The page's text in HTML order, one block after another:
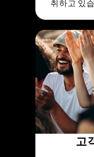
취하고 있
고